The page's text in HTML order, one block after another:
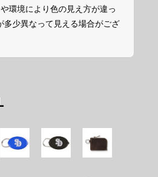
環境により色の見え方が違っ
多少異なって見える場合がござ